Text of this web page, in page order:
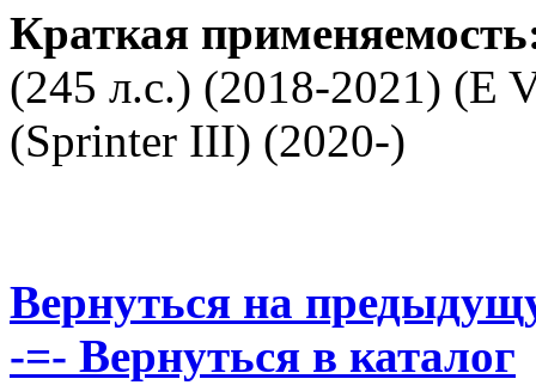
Краткая
(245 л.с.) (2018-2021) (E
(Sprinter III) (2020-)
Вернуться на
-=- Вернуться в каталог